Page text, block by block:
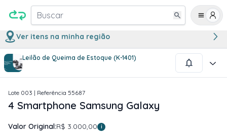
Buscar
Ver itens na minha região
Leilão de Queima de Estoque (K-1401)
1/2
Lote 003 | Referência 55687
4 Smartphone Samsung Galaxy
Valor Original:R$ 3.000,00 i